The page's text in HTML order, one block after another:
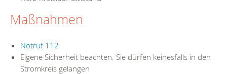
Maßnahmen
Notruf 112
Eigene Sicherheit beachten. Sie dürfen keinesfalls in den
Stromkreis gelangen